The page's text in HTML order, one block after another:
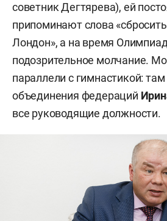
советник Дегтярева), ей
припоминают слова
Лондон», а на время
подозрительное молчание.
параллели с гимнастикой: там
объединения федераций
все руководящие должности.